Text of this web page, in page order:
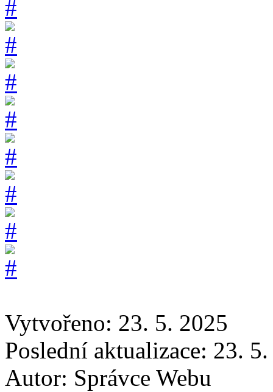
Vytvořeno: 23. 5. 2025
Poslední aktualizace: 23.
Autor: Správce Webu